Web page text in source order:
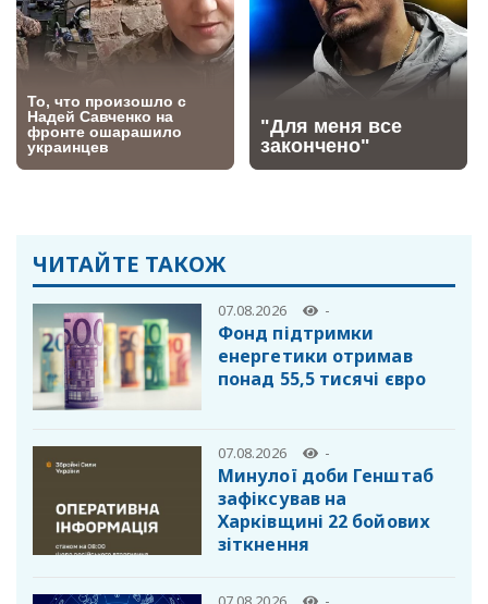
ЧИТАЙТЕ ТАКОЖ
07.08.2026 -
Фонд підтримки
енергетики отримав
понад 55,5 тисячі євро
07.08.2026 -
Минулої доби Генштаб
зафіксував на
Харківщині 22 бойових
зіткнення